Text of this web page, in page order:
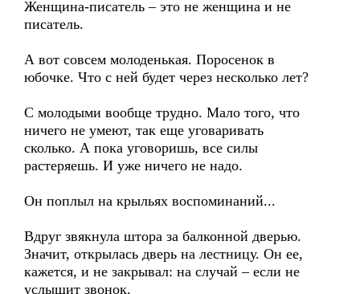
Женщина-писатель – это не женщина и не
писатель.
А вот совсем молоденькая. Поросенок в
юбочке. Что с ней будет через несколько лет?
С молодыми вообще трудно. Мало того, что
ничего не умеют, так еще уговаривать
сколько. А пока уговоришь, все силы
растеряешь. И уже ничего не надо.
Он поплыл на крыльях воспоминаний...
Вдруг звякнула штора за балконной дверью.
Значит, открылась дверь на лестницу. Он ее,
кажется, и не закрывал: на случай – если не
услышит звонок.